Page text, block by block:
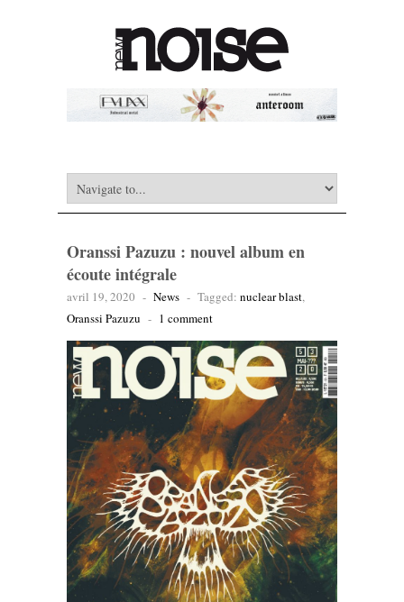
Oranssi Pazuzu : nouvel album en
écoute intégrale
avril 19, 2020 - News - Tagged: nuclear blast,
Oranssi Pazuzu - 1 comment